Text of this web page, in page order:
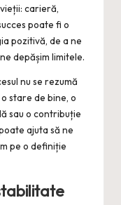
carieră,
poate fi o
pozitivă, de a ne
depășim limitele.
nu se rezumă
stare de bine, o
sau o contribuție
ajuta să ne
pe o definiție